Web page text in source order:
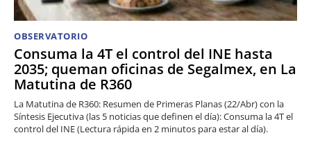
OBSERVATORIO
Consuma la 4T el control del INE hasta
2035; queman oficinas de Segalmex, en La
Matutina de R360
La Matutina de R360: Resumen de Primeras Planas (22/Abr) con la
Síntesis Ejecutiva (las 5 noticias que definen el día): Consuma la 4T el
control del INE (Lectura rápida en 2 minutos para estar al día).